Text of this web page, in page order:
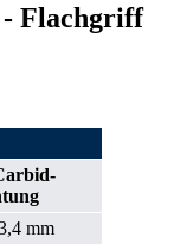
- Flachgriff
mm